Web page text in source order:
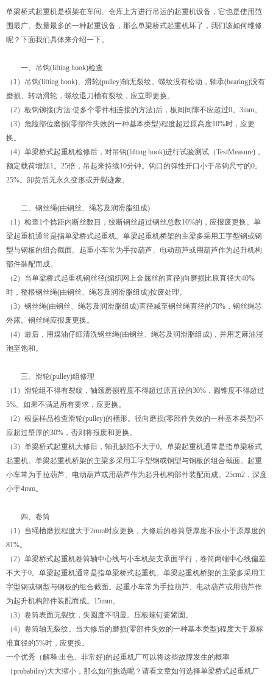
单梁桥式起重机是横架在车间、仓库上方进行吊运的起重机设备，它也是使用范
围最广、数量最多的一种起重设备，那么单梁桥式起重机坏了，我们该如何维修
呢？下面我们具体来介绍一下。
一、吊钩(lifting hook)检查
（1）吊钩(lifting hook)、滑轮(pulley)轴无裂纹。螺纹没有松动，轴承(bearing)没有
磨损、转动滑轮，螺纹退刀槽有裂纹，应立即更换。
（2）板钩铆接(方法:使多个零件相连接的方法)后，板间间隙不应超过0。3mm。
（3）危险部位磨损(零部件失效的一种基本类型)程度超过原高度10%时，应更
换。
（4） 单梁桥式起重机检修后，对吊钩(lifting hook)进行试验测试（TestMeasure)，
额定载荷增加1。25倍，吊起来持续10分钟。钩口的弹性开口小于吊钩尺寸的0。
25%。卸货后无永久变形或开裂迹象。
二、钢丝绳(由钢丝、绳芯及润滑脂组成)
（1）检查1个捻距内断丝数目，绞断钢丝超过钢丝总数10%的，应报废更换。 单
梁起重机通常是指单梁桥式起重机。 单梁起重机桥架的主梁多采用工字型钢或钢
型与钢板的组合截面。起重小车常为手拉葫芦、电动葫芦或用葫芦作为起升机构
部件装配而成。
（2）当单梁桥式起重机钢丝径(编织网上金属丝的直径)向磨损比原直径大40%
时，整根钢丝绳(由钢丝、绳芯及润滑脂组成)按废处理。
（3）钢丝绳(由钢丝、绳芯及润滑脂组成)直径减至钢丝绳直径的70%，钢丝绳芯
外露。钢丝绳应报废更换。
（4）最后，用煤油仔细清洗钢丝绳(由钢丝、绳芯及润滑脂组成)，并用芝麻油浸
泡至饱和。
三、滑轮(pulley)组修理
（1）滑轮组不得有裂纹，轴颈磨损程度不得超过原直径的30%，圆锥度不得超过
5%。如果不满足所有要求，应更换。
（2）根据样品检查滑轮(pulley)的槽形。径向磨损(零部件失效的一种基本类型)不
应超过壁厚的30%，否则将报废和更换。
（3）单梁桥式起重机大修后，轴孔缺陷不大于0。 单梁起重机通常是指单梁桥式
起重机。单梁起重机桥架的主梁多采用工字型钢或钢型与钢板的组合截面。起重
小车常为手拉葫芦、电动葫芦或用葫芦作为起升机构部件装配而成。25cm2，深度
小于4mm。
四、卷筒
（1）当绳槽磨损程度大于2mm时应更换，大修后的卷筒壁厚度不应小于原厚度的
81%。
（2）单梁桥式起重机卷筒轴中心线与小车机架支承面平行，卷筒两端中心线偏差
不大于0。单梁起重机通常是指单梁桥式起重机。单梁起重机桥架的主梁多采用工
字型钢或钢型与钢板的组合截面。起重小车常为手拉葫芦、电动葫芦或用葫芦作
为起升机构部件装配而成。15mm。
（3）卷筒表面无裂纹，失圆度不明显。压板螺钉要紧固。
（4）卷筒轴无裂纹。当大修后的磨损(零部件失效的一种基本类型)程度大于原标
准直径的5%时，应更换。
一个优秀（解释:出色、非常好)的起重机厂可以将这些故障发生的概率
（probability)大大缩小，那么如何挑选呢？请看文章如何选择单梁桥式起重机厂